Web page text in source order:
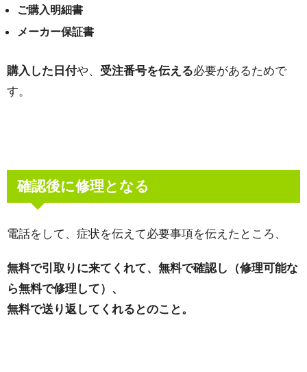
ご購入明細書
メーカー保証書
購入した日付や、 受注番号を伝える必要があるためで
す。
確認後に修理となる
電話をして、症状を伝えて必要事項を伝えたところ、
無料で引取りに来てくれて、無料で確認し（修理可能な
ら無料で修理して）、
無料で送り返してくれるとのこと。